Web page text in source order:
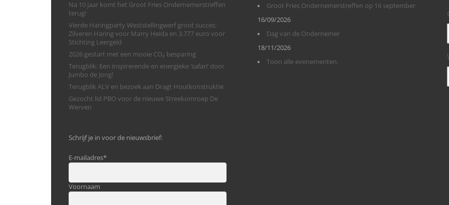
Na 10 jaar komt het Groot Fries Ondernemerstreffen
terug!
Vierde Haringparty Weststellingwerf groot succes:
Zilveren Haring voor Marry Heida en 3.777 euro voor
Stichting Leergeld
2026 gestart met een mooie CO₂ besparing
Terugblik: Een inspirerende en energieke ‘safari’ door
Jumbo de Jong!
Terugblik ALV en bezoek aan Dragt Houtkonstruktie
Gezocht lid PBO voor de nieuwe Streekomroep De
Werven
Schrijf je in voor de nieuwsbrief:
E-mailadres*
Voornaam
Groot Fries Ondernemerstreffen op 16 september
16/09/2026
Dag van de Ondernemer
18/11/2026
Toon alle evenementen.